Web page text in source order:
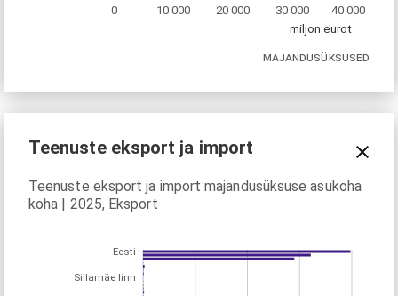
0 10 000 20 000 30 000
40 000
miljon eurot
MAJANDUSÜKSUSED
Teenuste eksport ja import
Teenuste eksport ja import majandusüksuse asukoha
koha | 2025, Eksport
Eesti
Sillamäe linn